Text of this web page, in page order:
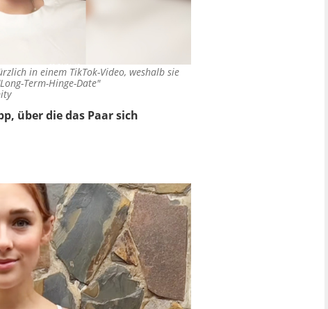
in einem TikTok-Video, weshalb sie
Term-Hinge-Date"
über die das Paar sich